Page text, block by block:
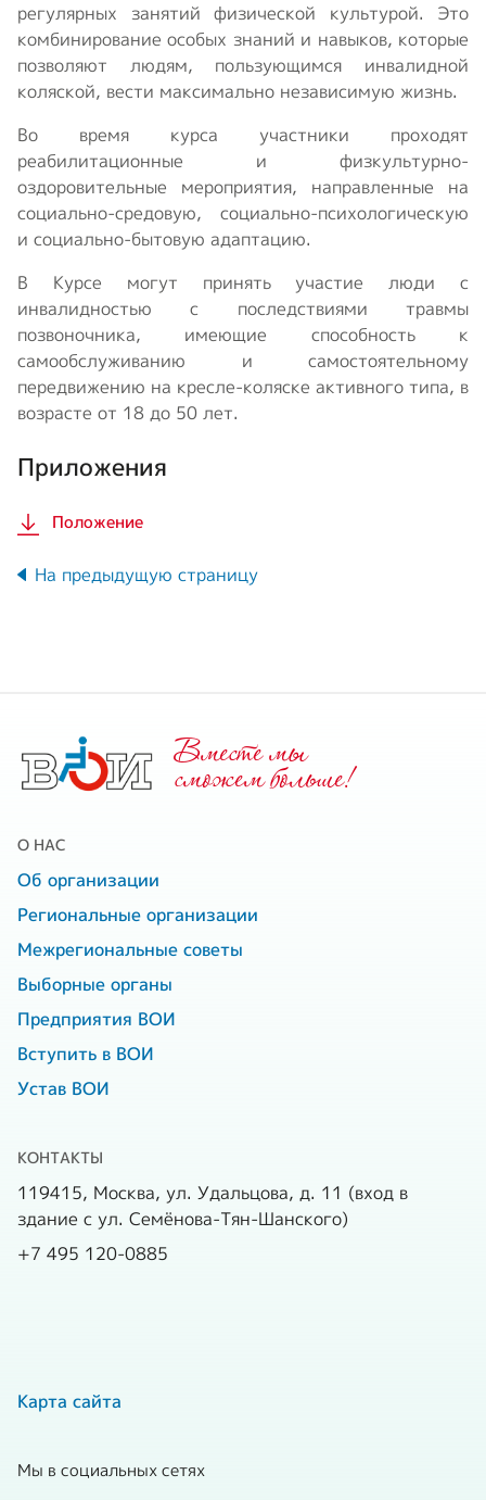
регулярных занятий физической культурой. Это
комбинирование особых знаний и навыков, которые
позволяют людям, пользующимся инвалидной
коляской, вести максимально независимую жизнь.
Во время курса участники проходят
реабилитационные и физкультурно-
оздоровительные мероприятия, направленные на
социально-средовую, социально-психологическую
и социально-бытовую адаптацию.
В Курсе могут принять участие люди с
инвалидностью с последствиями травмы
позвоночника, имеющие способность к
самообслуживанию и самостоятельному
передвижению на кресле-коляске активного типа, в
возрасте от 18 до 50 лет.
Приложения
Положение
На предыдущую страницу
Вместе мы
cможем больше!
О НАС
Об организации
Региональные организации
Межрегиональные советы
Выборные органы
Предприятия ВОИ
Вступить в ВОИ
Устав ВОИ
КОНТАКТЫ
119415, Москва, ул. Удальцова, д. 11 (вход в
здание с ул. Семёнова-Тян-Шанского)
+7 495 120-0885
Карта сайта
Мы в социальных сетях